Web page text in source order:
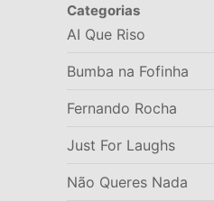
Categorias
AI Que Riso
Bumba na Fofinha
Fernando Rocha
Just For Laughs
Não Queres Nada